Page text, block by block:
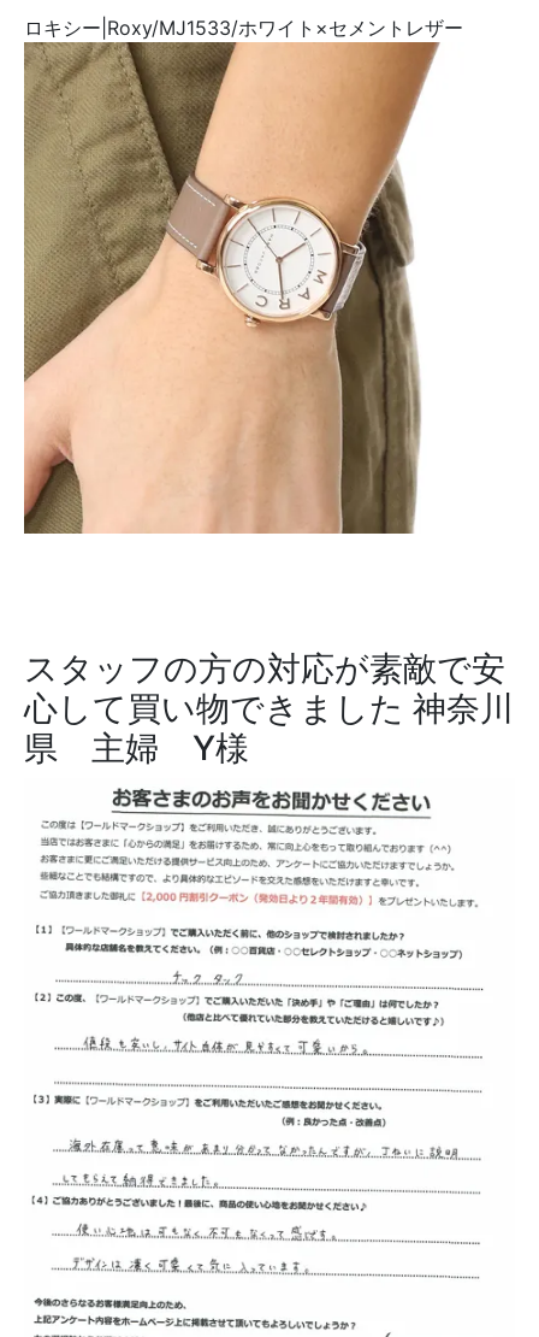
ロキシー|Roxy/MJ1533/ホワイト×セメントレザー
スタッフの方の対応が素敵で安
心して買い物できました 神奈川
県 主婦 Y様